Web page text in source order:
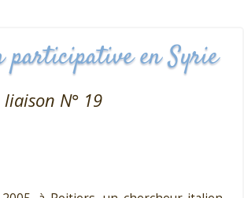
participative en Syrie
N° 19